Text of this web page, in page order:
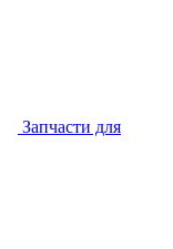
Запчасти для